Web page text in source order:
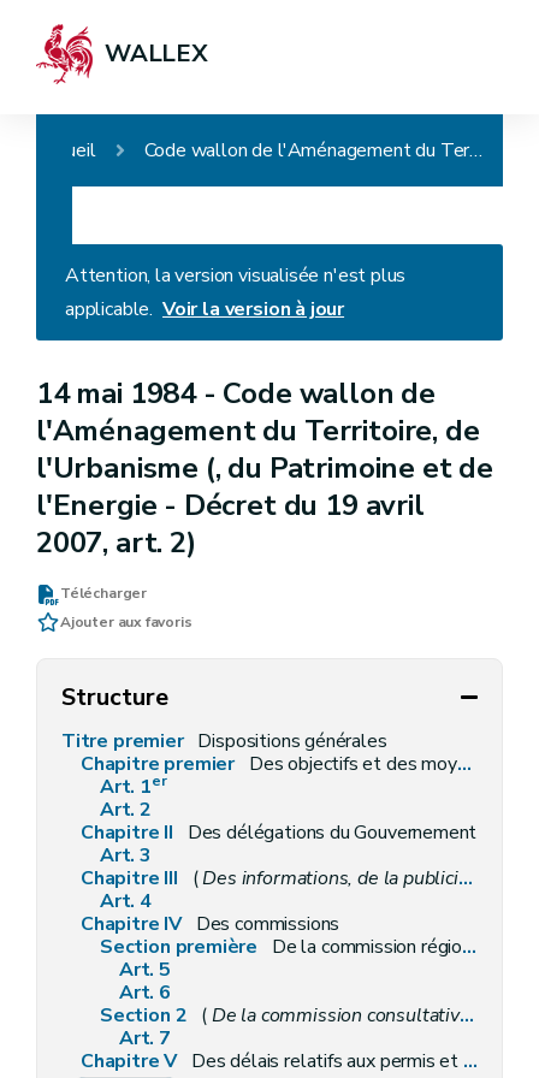
WALLEX
Accueil Code wallon de l'Aménagement du Territoire, de l'Urbanisme (, du Patrimoine et de l'Energie - Décret du 19 avril 2007, art. 2)
Attention, la version visualisée n'est plus
applicable. Voir la version à jour
14 mai 1984 - Code wallon de
l'Aménagement du Territoire, de
l'Urbanisme (, du Patrimoine et de
l'Energie - Décret du 19 avril
2007, art. 2)
Télécharger
Ajouter aux favoris
Structure
Titre premier Dispositions générales
Chapitre premier Des objectifs et des moyens
Art. 1er
Art. 2
Chapitre II
Des délégations du Gouvernement
Art. 3
Chapitre III
(Des informations, de la publicité, des enquêtes publiques et des consultations
Art. 4
Chapitre IV Des commissions
Section première
De la commission régionale de l'aménagement du territoire
Art. 5
Art. 6
Section 2 (De la commission consultative communale d'aménagement du territoire et de mobilité
Art. 7
Chapitre V Des délais relatifs aux permis et aux recours